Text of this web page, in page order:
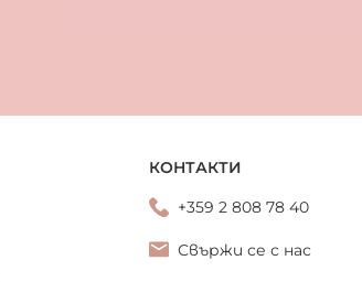
КОНТАКТИ
+359 2 808 78 40
Свържи се с нас